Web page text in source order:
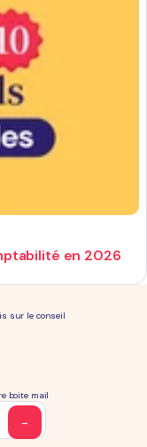
en 2026
sur le conseil
boite mail